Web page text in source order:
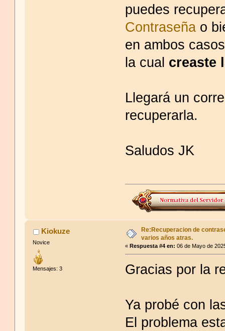
puedes
Contraseña o
en ambos
la cual creaste
Llegará un
recuperarla.
Saludos JK
Kiokuze
Novice
Mensajes: 3
Re:Recuperacion de
varios años atras.
« Respuesta #4 en: 06 de Mayo de
Gracias por la
Ya probé con
El problema